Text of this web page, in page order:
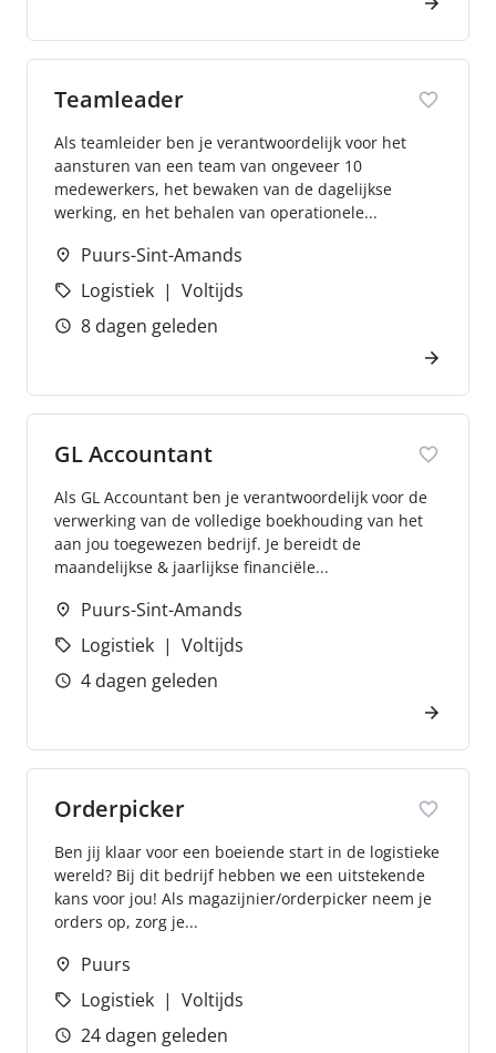
Teamleader
Als teamleider ben je verantwoordelijk voor het
aansturen van een team van ongeveer 10
medewerkers, het bewaken van de dagelijkse
werking, en het behalen van operationele...
Puurs-Sint-Amands
Logistiek
Voltijds
8 dagen geleden
GL Accountant
Als GL Accountant ben je verantwoordelijk voor de
verwerking van de volledige boekhouding van het
aan jou toegewezen bedrijf. Je bereidt de
maandelijkse & jaarlijkse financiële...
Puurs-Sint-Amands
Logistiek
Voltijds
4 dagen geleden
Orderpicker
Ben jij klaar voor een boeiende start in de logistieke
wereld? Bij dit bedrijf hebben we een uitstekende
kans voor jou! Als magazijnier/orderpicker neem je
orders op, zorg je...
Puurs
Logistiek
Voltijds
24 dagen geleden